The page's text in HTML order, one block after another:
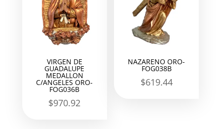
VIRGEN DE
GUADALUPE
MEDALLON
C/ANGELES ORO-
FOG036B
$970.92
NAZARENO ORO-
FOG038B
$619.44